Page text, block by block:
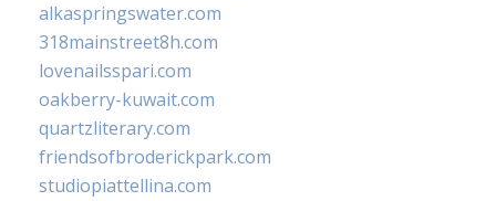
alkaspringswater.com
318mainstreet8h.com
lovenailsspari.com
oakberry-kuwait.com
quartzliterary.com
friendsofbroderickpark.com
studiopiattellina.com